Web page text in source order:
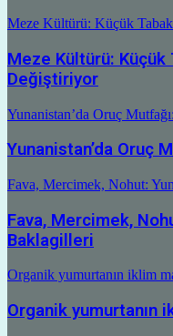
Meze Kültürü: Küçük
Meze Kültürü: Küçük
Değiştiriyor
Yunanistan’da Oruç
Yunanistan’da Oruç
Fava, Mercimek, Nohut:
Fava, Mercimek,
Baklagilleri
Organik yumurtanın iklim
Organik yumurtanın